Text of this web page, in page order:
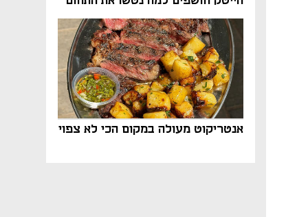
אנטריקוט מעולה במקום הכי לא צפוי